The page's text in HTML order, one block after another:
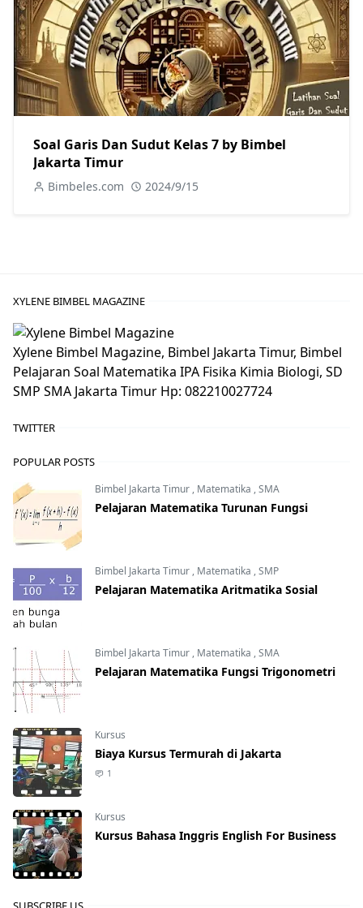
Soal Garis Dan Sudut Kelas 7 by Bimbel
Jakarta Timur
Bimbeles.com 2024/9/15
XYLENE BIMBEL MAGAZINE
Xylene Bimbel Magazine, Bimbel Jakarta Timur, Bimbel
Pelajaran Soal Matematika IPA Fisika Kimia Biologi, SD
SMP SMA Jakarta Timur Hp: 082210027724
TWITTER
POPULAR POSTS
Bimbel Jakarta Timur , Matematika ,SMA
Pelajaran Matematika Turunan Fungsi
Bimbel Jakarta Timur , Matematika ,SMP
Pelajaran Matematika Aritmatika Sosial
Bimbel Jakarta Timur , Matematika ,SMA
Pelajaran Matematika Fungsi Trigonometri
Kursus
Biaya Kursus Termurah di Jakarta
1
Kursus
Kursus Bahasa Inggris English For Business